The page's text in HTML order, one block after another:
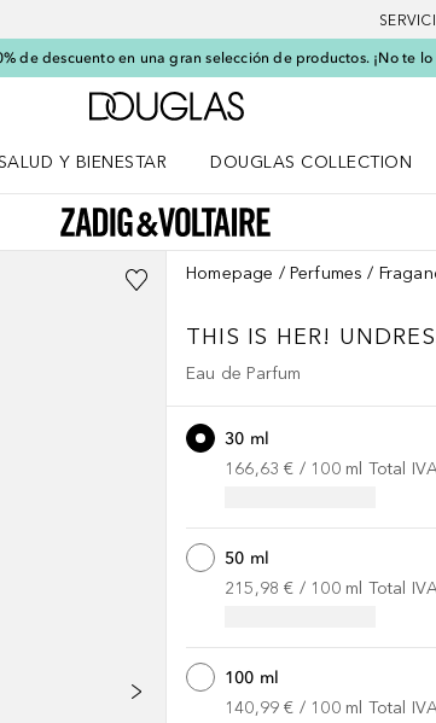
de descuento en una gran selección de productos. ¡No te
A Douglas Home
Y BIENESTAR
DOUGLAS COLLECTION
Homepage Perfumes
THIS IS HER!
Eau de Parfum
30 ml
166,63 € / 100 ml Total
50 ml
215,98 € / 100 ml Total
100 ml
140,99 € / 100 ml Total